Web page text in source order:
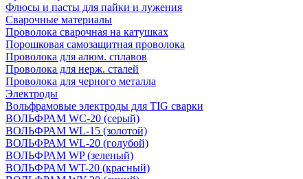
Флюсы и пасты для пайки и лужения
Сварочные материалы
Проволока сварочная на катушках
Порошковая самозащитная проволока
Проволока для алюм. сплавов
Проволока для нерж. сталей
Проволока для черного металла
Электроды
Вольфрамовые электроды для TIG сварки
ВОЛЬФРАМ WC-20 (серый)
ВОЛЬФРАМ WL-15 (золотой)
ВОЛЬФРАМ WL-20 (голубой)
ВОЛЬФРАМ WP (зеленый)
ВОЛЬФРАМ WT-20 (красный)